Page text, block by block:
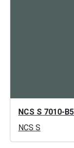
NCS S 7010-
NCS S